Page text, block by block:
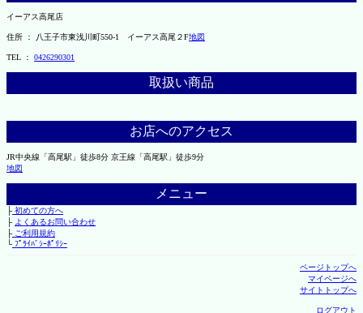
イーアス高尾店
住所 ： 八王子市東浅川町550-1 イーアス高尾２F地図
TEL ： 0426290301
取扱い商品
お店へのアクセス
JR中央線「高尾駅」徒歩8分 京王線「高尾駅」徒歩9分
地図
メニュー
├初めての方へ
├ よくあるお問い合わせ
├ご利用規約
└ﾌﾟﾗｲﾊﾞｼｰﾎﾟﾘｼｰ
ページトップへ
マイページへ
サイトトップへ
ログアウト